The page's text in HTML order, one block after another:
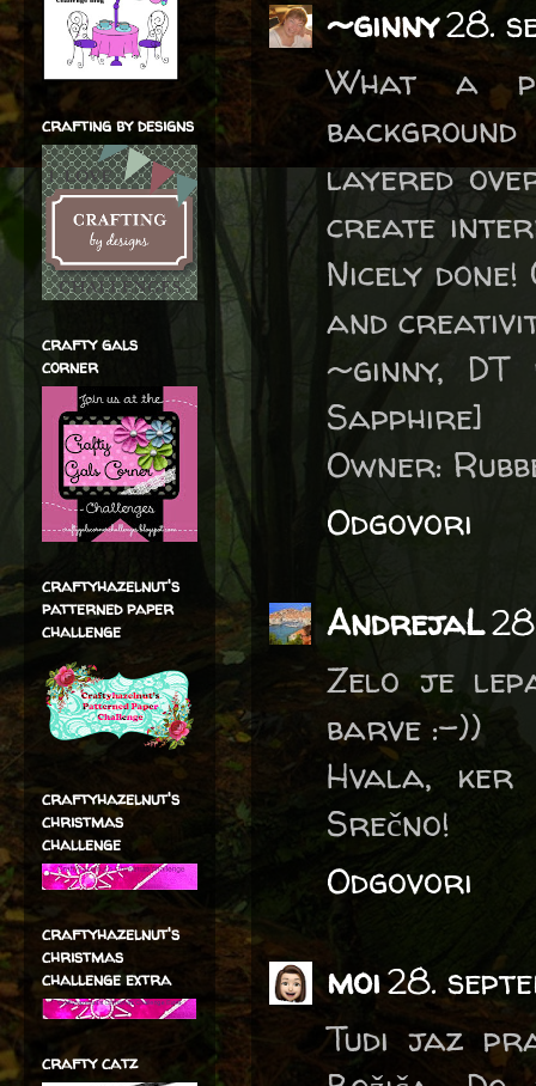
~ginny28.
What a
layered
create
Nicely
and
~ginny,
Sapphire]
Owner:
Odgovori
AndrejaL
Zelo je
barve :-))
Hvala, ker
Srečno!
Odgovori
moi28.
Tudi jaz
crafting by designs
crafty gals
corner
craftyhazelnut's
patterned paper
challenge
craftyhazelnut's
christmas
challenge
craftyhazelnut's
christmas
challenge extra
crafty catz